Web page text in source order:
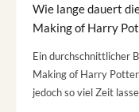
Wie lange dauert
Making of Harry
Ein durchschnittlicher
Making of Harry
jedoch so viel Zeit